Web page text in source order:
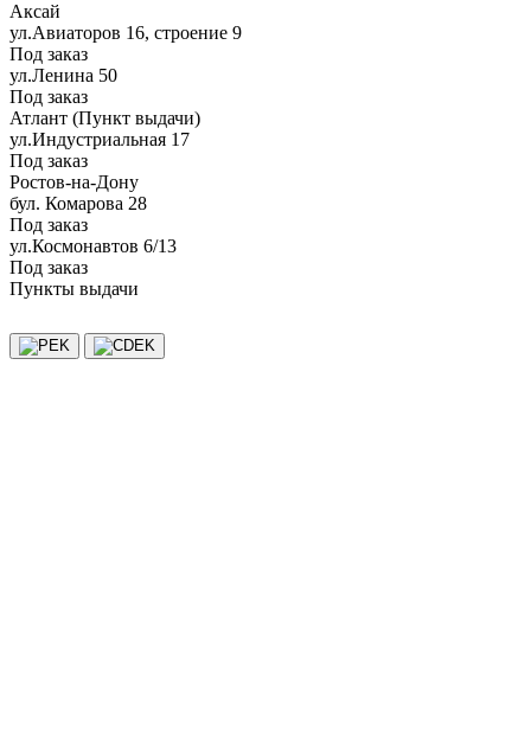
Аксай
ул.Авиаторов 16, строение 9
Под заказ
ул.Ленина 50
Под заказ
Атлант (Пункт выдачи)
ул.Индустриальная 17
Под заказ
Ростов-на-Дону
бул. Комарова 28
Под заказ
ул.Космонавтов 6/13
Под заказ
Пункты выдачи